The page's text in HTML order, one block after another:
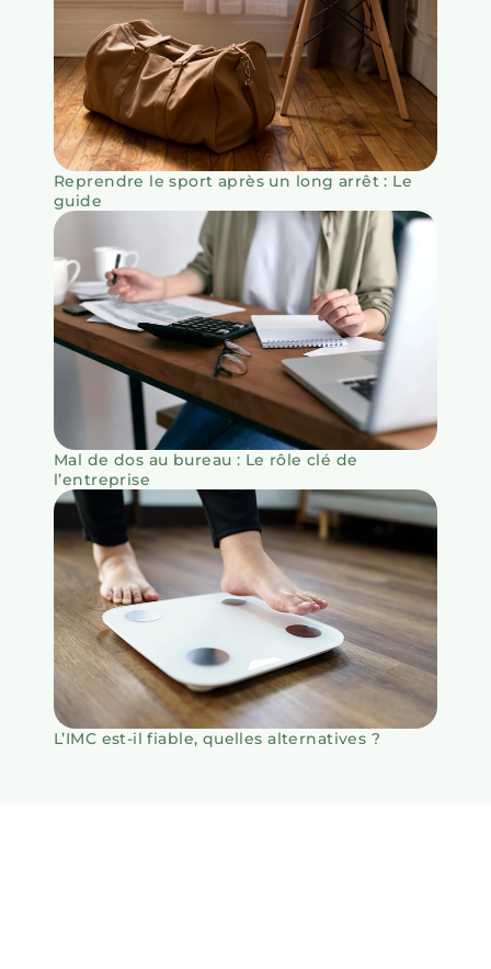
Reprendre le sport après un long arrêt : Le
guide
Mal de dos au bureau : Le rôle clé de
l’entreprise
L’IMC est-il fiable, quelles alternatives ?